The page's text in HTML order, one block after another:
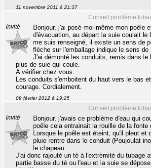
11 novembre 2011 à 21:37
Conseil problème
Invité
Bonjour, j'ai posé moi-même mon poêle
d'évacuation, au départ la suie coulait le
me suis renseigné, il existe un sens de
flèche sur l'emballage indique le sens de
J'ai démonté les conduits, remis dans le
plus de suie qui coule.
A vérifier chez vous.
Les conduits s'emboitent du haut vers le bas
courage. Cordialement.
09 février 2012 à 19:25
Conseil problème
Invité
Bonjour, j'avais ce problème d'eau qui
poêle cela entrainait la rouille de la fonte
Lorsque le poêle est éteint, qu'il pleut et
pluie rentre dans le conduit (Poujoulat
le chapeau.
J'ai donc rajouté un té à l'extrémité du tubage
partie basse du té ou l'eau et la suie se